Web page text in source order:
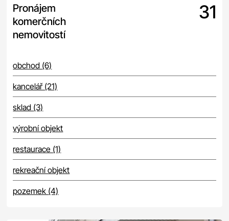
Pronájem
komerčních
nemovitostí
31
obchod (6)
kancelář (21)
sklad (3)
výrobní objekt
restaurace (1)
rekreační objekt
pozemek (4)